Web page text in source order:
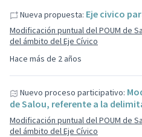
Hace más de 2 años
Nueva propuesta: Eje civico
Modificación puntual del POUM de
del ámbito del Eje Cívico
Nuevo proceso participativo:
de Salou, referente a la
Modificación puntual del POUM de
del ámbito del Eje Cívico